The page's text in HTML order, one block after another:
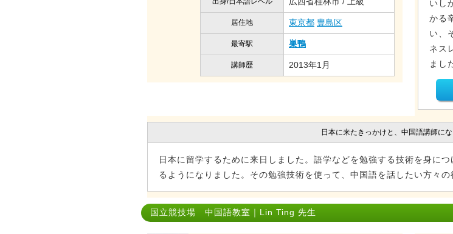
居住地 東京都 豊島区
最寄駅 巣鴨
講師歴 2013年1月
いし
かる
い、
ネス
まし
日本に来たきっかけと、中国語講師に
日本に留学するために来日しました。語学などを勉強する技術を身に
るようになりました。その勉強技術を使って、中国語を話したい方々の
国立競技場 中国語教室｜Lin Ting 先生